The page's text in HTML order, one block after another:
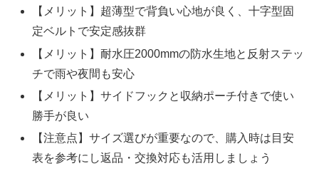
【メリット】超薄型で背負い心地が良く、十字型固
定ベルトで安定感抜群
【メリット】耐水圧2000mmの防水生地と反射ステッ
チで雨や夜間も安心
【メリット】サイドフックと収納ポーチ付きで使い
勝手が良い
【注意点】サイズ選びが重要なので、購入時は目安
表を参考にし返品・交換対応も活用しましょう